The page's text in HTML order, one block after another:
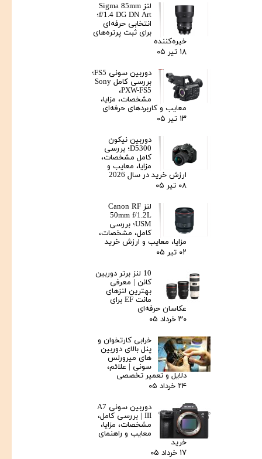
لنز Sigma 85mm
f/1.4 DG DN Art؛
انتخابی حرفه‌ای
برای ثبت پرتره‌های
خیره‌کننده
۱۸ تیر ۰۵
دوربین سونی FS5؛
بررسی کامل Sony
PXW-FS5،
مشخصات، مزایا،
معایب و کاربردهای حرفه‌ای
۱۳ تیر ۰۵
دوربین نیکون
D5300؛ بررسی
کامل مشخصات،
مزایا، معایب و
ارزش خرید در سال 2026
۰۸ تیر ۰۵
لنز Canon RF
50mm f/1.2L
USM؛ بررسی
کامل، مشخصات،
مزایا، معایب و ارزش خرید
۰۲ تیر ۰۵
10 لنز برتر دوربین
کانن | معرفی
بهترین لنزهای
مانت EF برای
عکاسان حرفه‌ای
۳۰ خرداد ۰۵
خرابی کارتخوان و
پنل بالای دوربین‌
های میرورلس
سونی | علائم،
دلایل و تعمیر تخصصی
۲۴ خرداد ۰۵
دوربین سونی A7
III | بررسی کامل،
مشخصات، مزایا،
معایب و راهنمای
خرید
۱۷ خرداد ۰۵